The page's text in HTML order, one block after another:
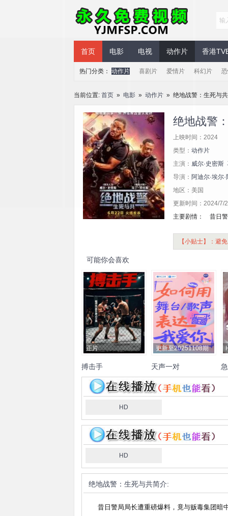
永久免费视频
首页 电影 电视 动作片 香港
热门分类： 动作片 喜剧片 爱情片 科幻片
当前位置: 首页 » 电影 » 动作片 » 绝地战警：生死与共
绝地战警
上映时间：2024
类型： 动作片
主演： 威尔·史密斯
导演： 阿迪尔·埃尔·
地区：美国
更新时间：2024/7/
主要剧情： 昔日警
【小贴士】：避
可能你会喜欢
正片
搏击手
更新至20251108期
天声一对
陆毅 鲍蕾 陈乔恩 曾伟昌
艾热 孜巴 黄子韬 徐艺洋
凯
德
HD
HD
绝地战警：生死与共简介:
昔日警局局长遭重磅爆料，竟与贩毒集团暗